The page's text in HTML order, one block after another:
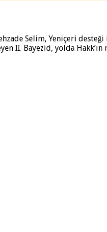
Şehzade Selim, Yeniçeri
II. Bayezid, yolda